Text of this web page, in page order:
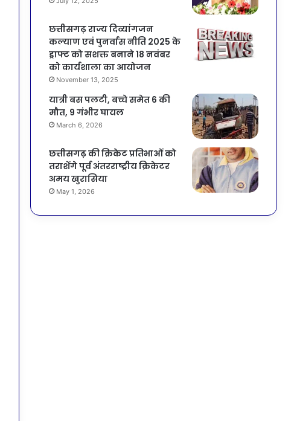
छत्तीसगढ़ राज्य दिव्यांगजन
कल्याण एवं पुनर्वास नीति 2025 के
ड्राफ्ट को सशक्त बनाने 18 नवंबर
को कार्यशाला का आयोजन
November 13, 2025
यात्री बस पलटी, बच्चे समेत 6 की
मौत, 9 गंभीर घायल
March 6, 2026
छत्तीसगढ़ की क्रिकेट प्रतिभाओं को
तराशेंगे पूर्व अंतरराष्ट्रीय क्रिकेटर
अमय खुरासिया
May 1, 2026